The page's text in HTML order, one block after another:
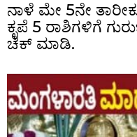
ನಾಳೆ ಮೇ 5ನೇ
ಕೃಪೆ 5 ರಾಶಿಗಳಿಗೆ
ಚೆಕ್ ಮಾಡಿ.